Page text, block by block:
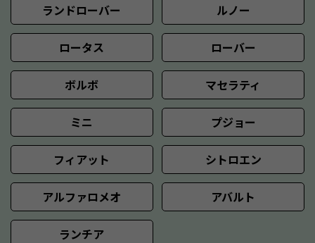
ランドローバー ルノー
ロータス ローバー
ボルボ マセラティ
ミニ プジョー
フィアット シトロエン
アルファロメオ アバルト
ランチア